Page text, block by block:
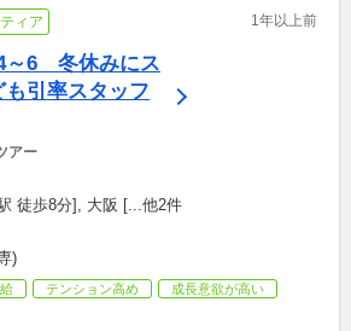
ィア 1年以上前
6　冬休みにス
引率スタッフ
アー
徒歩8分], 大阪 [...他2件
)
テンション高め
成長意欲が高い